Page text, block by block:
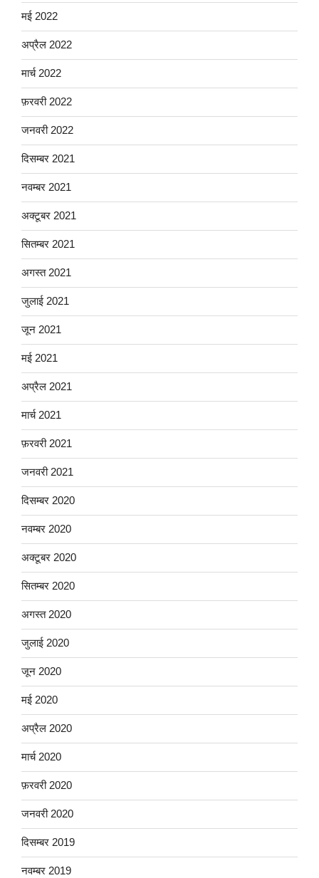
मई 2022
अप्रैल 2022
मार्च 2022
फ़रवरी 2022
जनवरी 2022
दिसम्बर 2021
नवम्बर 2021
अक्टूबर 2021
सितम्बर 2021
अगस्त 2021
जुलाई 2021
जून 2021
मई 2021
अप्रैल 2021
मार्च 2021
फ़रवरी 2021
जनवरी 2021
दिसम्बर 2020
नवम्बर 2020
अक्टूबर 2020
सितम्बर 2020
अगस्त 2020
जुलाई 2020
जून 2020
मई 2020
अप्रैल 2020
मार्च 2020
फ़रवरी 2020
जनवरी 2020
दिसम्बर 2019
नवम्बर 2019